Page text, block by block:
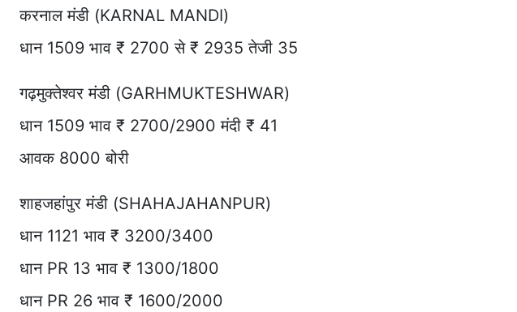
करनाल मंडी (KARNAL MANDI)
धान 1509 भाव ₹ 2700 से ₹ 2935 तेजी 35
गढ़मुक्तेश्वर मंडी (GARHMUKTESHWAR)
धान 1509 भाव ₹ 2700/2900 मंदी ₹ 41
आवक 8000 बोरी
शाहजहांपुर मंडी (SHAHAJAHANPUR)
धान 1121 भाव ₹ 3200/3400
धान PR 13 भाव ₹ 1300/1800
धान PR 26 भाव ₹ 1600/2000